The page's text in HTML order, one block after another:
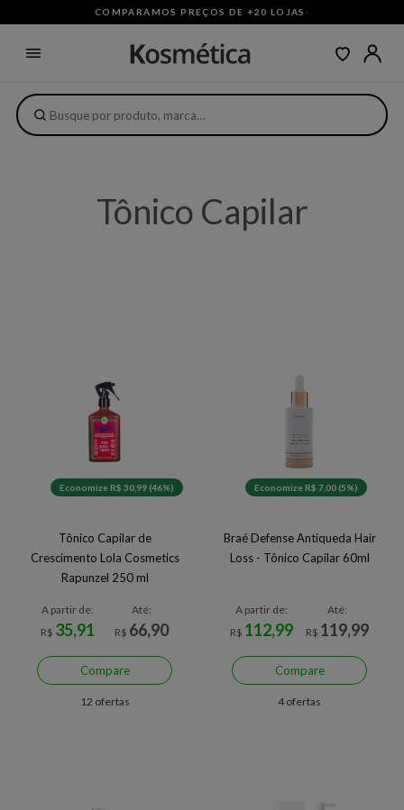
COMPARAMOS PREÇOS DE +20 LOJAS ·
Tônico Capilar
Economize R$ 30,99 (46%)
Tônico Capilar de
Crescimento Lola Cosmetics
Rapunzel 250 ml
A partir de:
R$ 35,91
Até:
R$ 66,90
Compare
12 ofertas
Economize R$ 7,00 (5%)
Braé Defense Antiqueda Hair
Loss - Tônico Capilar 60ml
A partir de:
R$ 112,99
Até:
R$ 119,99
Compare
4 ofertas